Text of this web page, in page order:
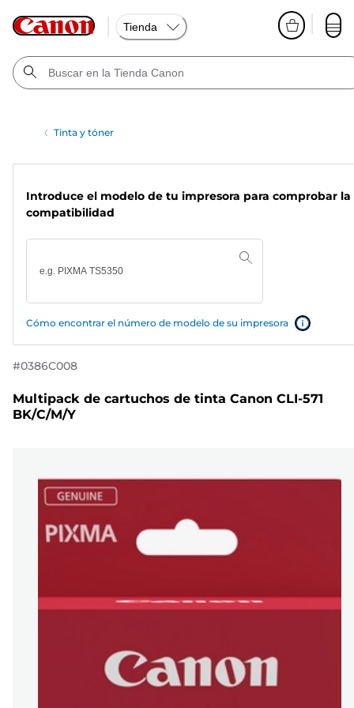
Tienda
Tinta y tóner
Introduce el modelo de tu impresora para comprobar la
compatibilidad
Cómo encontrar el número de modelo de su impresora
#0386C008
Multipack de cartuchos de tinta Canon CLI-571
BK/C/M/Y